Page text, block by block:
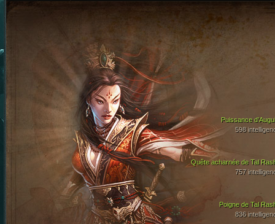
Quête acharnée de Tal
757
Poigne de Tal
836
Puissance
598